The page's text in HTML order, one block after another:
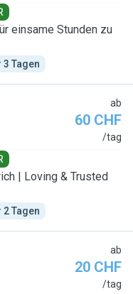
einsame Stunden zu
Tagen
ab
60 CHF
/tag
| Loving & Trusted
Tagen
ab
20 CHF
/tag